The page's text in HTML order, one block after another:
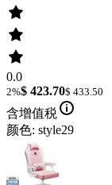
0.0
2%$ 423.70$ 433.50
含增值税
颜色: style29